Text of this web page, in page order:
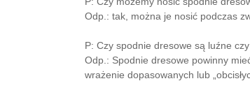
Odp.: tak, można je nosić podczas
P: Czy spodnie dresowe są luźne czy
Odp.: Spodnie dresowe powinny
wrażenie dopasowanych lub